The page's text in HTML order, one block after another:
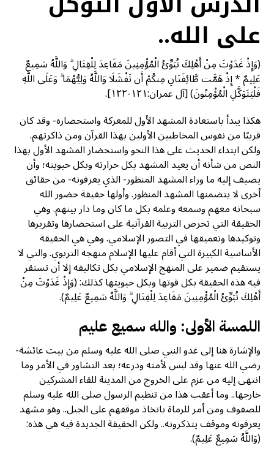
على الله..
(وَإِذْ غَدَوْتَ مِنْ أَهْلِكَ تُبَوِّئُ الْمُؤْمِنِينَ مَقَاعِدَ لِلْقِتَالِ ۗ وَاللَّهُ سَمِيعٌ
عَلِيمٌ * إِذْ هَمَّت طَّائِفَتَانِ مِنكُمْ أَن تَفْشَلَا وَاللَّهُ وَلِيُّهُمَا ۗ وَعَلَى اللَّهِ
فَلْيَتَوَكَّلِ الْمُؤْمِنُونَ) [آل عمران:١٢١-١٢٢].
هكذا يبدأ باستعادة المشهد الأول للمعركة واستحضاره- وقد كان
قريبًا من نفوس المخاطبين الأولين بهذا القرآن ومن ذاكرتهم.
ولكن ابتداء الحديث على هذا النحو واستحضار المشهد الأول بهذا
النص من شأنه أن يعيد المشهد بكل حرارته وبكل حيويته؛ وأن
يضيف إليه ما وراء المشهد المنظور- الذي يعرفونه- من حقائق
أخرى لا يتضمنها المشهد المنظور. وأولها حقيقة حضور الله
سبحانه معهم وسمعه وعلمه بكل ما كان وما دار بينهم. وهي
الحقيقة التي تحرص التربية القرآنية على استحضارها وتقريرها
وتوكيدها وتعميقها في التصور الإسلامي. وهي هي الحقيقة
الأساسية الكبيرة التي أقام عليها الإسلام منهجه التربوي. والتي لا
يستقيم ضمير على المنهج الإسلامي بكل تكاليفه إلا أن تستقر
فيه هذه الحقيقة بكل قوتها وبكل حيويتها كذلك: (وَإِذْ غَدَوْتَ مِنْ
أَهْلِكَ تُبَوِّئُ الْمُؤْمِنِينَ مَقَاعِدَ لِلْقِتَالِ ۗ وَاللَّهُ سَمِيعٌ عَلِيمٌ).
اللمسة الأولى: والله سميع عليم
والإشارة هنا إلى غدو النبي صلى الله عليه وسلم من بيت عائشة-
رضي الله عنها وقد لبس لأمته ودرعه؛ بعد التشاور في الأمر وما
انتهى إليه من عزم على الخروج من المدينة للقاء المشركين
خارجها.. وما أعقب هذا من تنظيم الرسول صلى الله عليه وسلم
للصفوف ومن أمر للرماة باتخاذ موقفهم على الجبل.. وهو مشهد
يعرفونه وموقف يتذكرونه.. ولكن الحقيقة الجديدة فيه هي هذه:
(وَاللَّهُ سَمِيعٌ عَلِيمٌ).